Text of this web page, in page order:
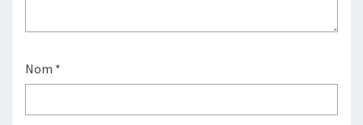
Nom *